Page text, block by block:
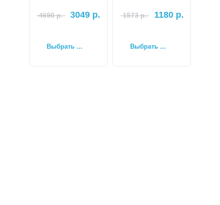
4690р. 3049 р.
Выбрать ...
1573р. 1180р.
Выбрать ...